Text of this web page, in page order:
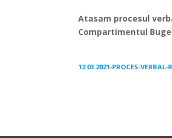
Atasam procesul
Compartimentul
12.03.2021-PROCES-